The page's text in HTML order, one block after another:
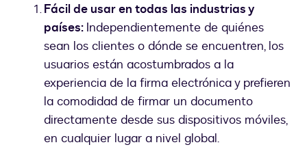
Fácil de usar en todas las industrias y
países: Independientemente de quiénes
sean los clientes o dónde se encuentren, los
usuarios están acostumbrados a la
experiencia de la firma electrónica y prefieren
la comodidad de firmar un documento
directamente desde sus dispositivos móviles,
en cualquier lugar a nivel global.